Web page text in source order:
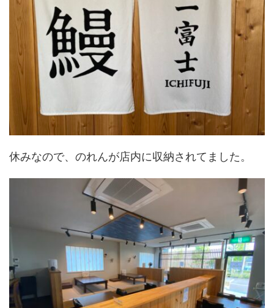
休みなので、のれんが店内に収納されてました。